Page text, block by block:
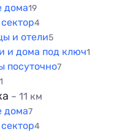
дома19
4
и отели5
и дома под ключ1
посуточно7
1
~ 11 км
дома7
4